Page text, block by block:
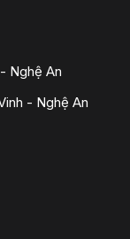
Nghệ An
- Nghệ An